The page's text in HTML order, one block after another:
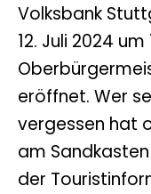
Volksbank
12. Juli 2024 um
eröffnet. Wer
vergessen hat
am
der